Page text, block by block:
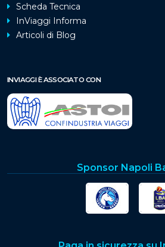
Scheda Tecnica
InViaggi Informa
Articoli di Blog
INVIAGGI È ASSOCIATO CON
Sponsor Napoli